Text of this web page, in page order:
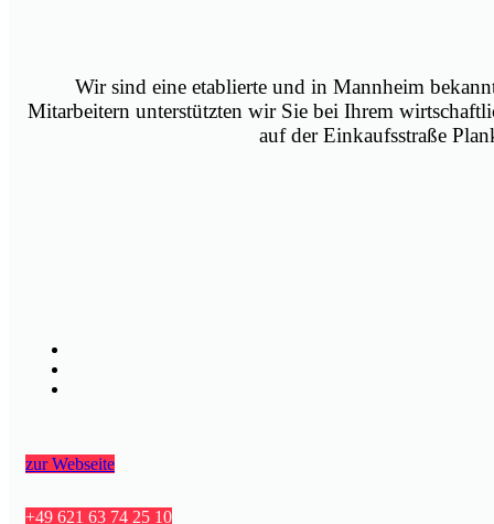
Wir sind eine etablierte und in Mannheim
Mitarbeitern unterstützten wir Sie bei Ihrem
auf der Einkaufsstraße
zur Webseite
+49 621 63 74 25 10